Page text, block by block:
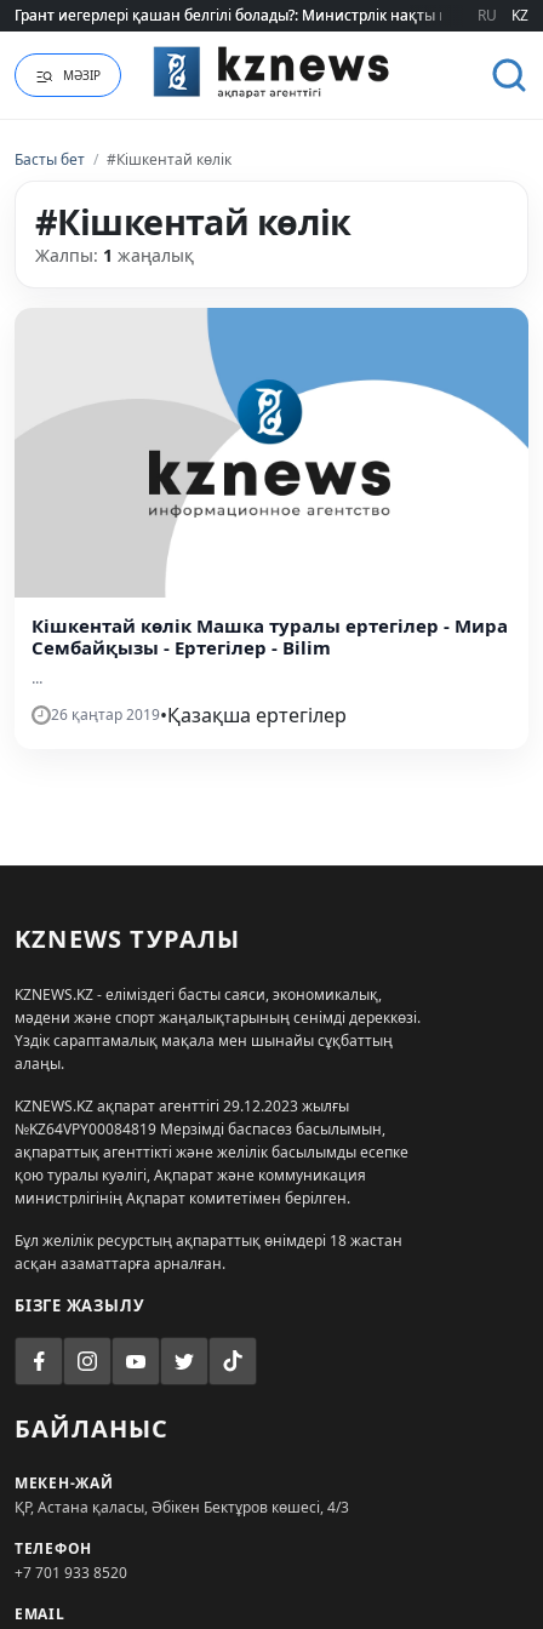
Грант иегерлері қашан белгілі болады?: Министрлік нақты мерзімді
Грант иегерлері қашан белгілі болады?: Министрлік нақты мерзімді
RU KZ
МӘЗІР
Басты бет / #Кішкентай көлік
#Кішкентай көлік
Жалпы: 1 жаңалық
Кішкентай көлік Машка туралы ертегілер - Мира
Сембайқызы - Ертегілер - Bilim
...
26 қаңтар 2019•Қазақша ертегілер
KZNEWS ТУРАЛЫ
KZNEWS.KZ - еліміздегі басты саяси, экономикалық,
мәдени және спорт жаңалықтарының сенімді дереккөзі.
Үздік сараптамалық мақала мен шынайы сұқбаттың
алаңы.
KZNEWS.KZ ақпарат агенттігі 29.12.2023 жылғы
№KZ64VPY00084819 Мерзімді баспасөз басылымын,
ақпараттық агенттікті және желілік басылымды есепке
қою туралы куәлігі, Ақпарат және коммуникация
министрлігінің Ақпарат комитетімен берілген.
Бұл желілік ресурстың ақпараттық өнімдері 18 жастан
асқан азаматтарға арналған.
БІЗГЕ ЖАЗЫЛУ
БАЙЛАНЫС
МЕКЕН-ЖАЙ
ҚР, Астана қаласы, Әбікен Бектұров көшесі, 4/3
ТЕЛЕФОН
+7 701 933 8520
EMAIL